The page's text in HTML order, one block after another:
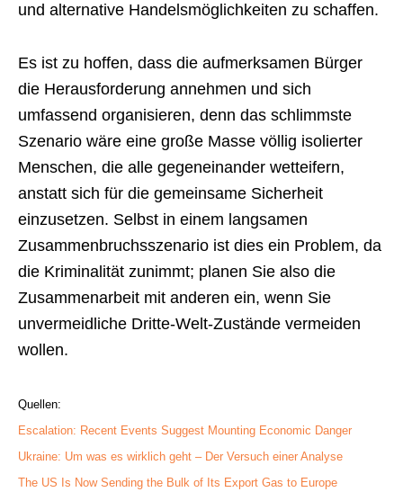
und alternative Handelsmöglichkeiten zu schaffen.
Es ist zu hoffen, dass die aufmerksamen Bürger
die Herausforderung annehmen und sich
umfassend organisieren, denn das schlimmste
Szenario wäre eine große Masse völlig isolierter
Menschen, die alle gegeneinander wetteifern,
anstatt sich für die gemeinsame Sicherheit
einzusetzen. Selbst in einem langsamen
Zusammenbruchsszenario ist dies ein Problem, da
die Kriminalität zunimmt; planen Sie also die
Zusammenarbeit mit anderen ein, wenn Sie
unvermeidliche Dritte-Welt-Zustände vermeiden
wollen.
Quellen:
Escalation: Recent Events Suggest Mounting Economic Danger
Ukraine: Um was es wirklich geht – Der Versuch einer Analyse
The US Is Now Sending the Bulk of Its Export Gas to Europe